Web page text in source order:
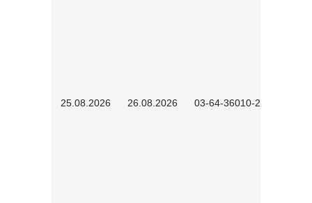
25.08.2026 26.08.2026 03-64-36010-2601